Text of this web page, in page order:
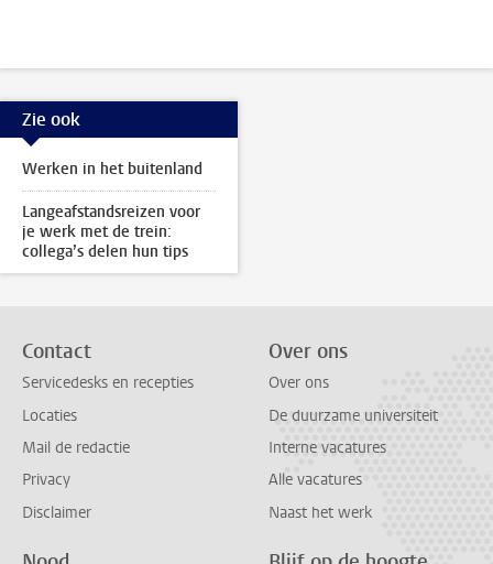
Zie ook
Werken in het buitenland
Langeafstandsreizen voor
je werk met de trein:
collega’s delen hun tips
Contact
Servicedesks en recepties
Locaties
Mail de redactie
Privacy
Disclaimer
Over ons
Over ons
De duurzame universiteit
Interne vacatures
Alle vacatures
Naast het werk